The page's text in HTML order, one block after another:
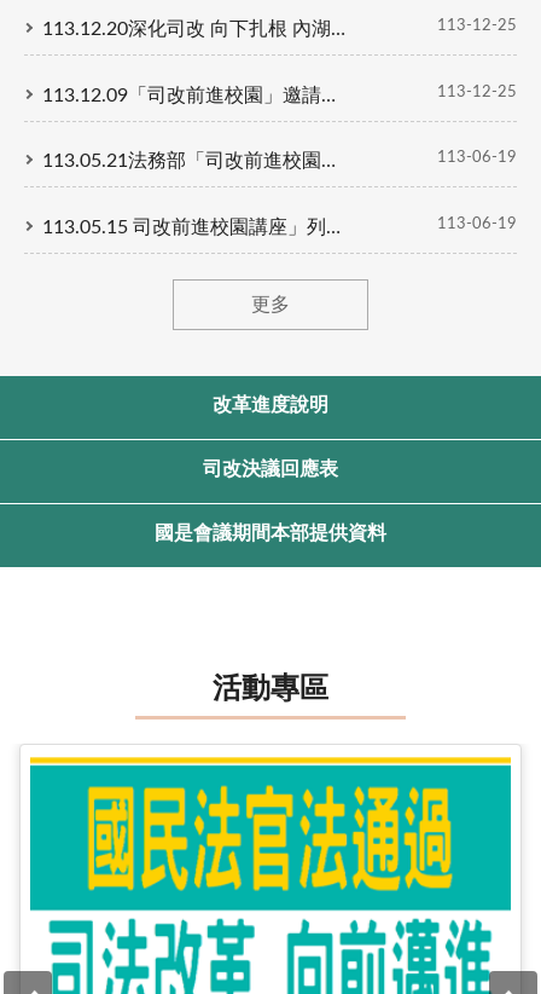
113.12.20深化司改 向下扎根 內湖高中學生參訪調查局開啟司改新視野 113-12-25
113.12.09「司改前進校園」邀請成功高中參訪法醫研究所 深化司法改革 促進青年對法治的認識與關注 113-12-25
113.05.21法務部「司改前進校園列車」駛進建國中學，揭開法醫研究所神秘面紗 113-06-19
113.05.15 司改前進校園講座」列車全速前進，開啟高中生探索真相的奇幻之旅，啟發學子未來之路！ 113-06-19
更多
改革進度說明
司改決議回應表
國是會議期間本部提供資料
活動專區